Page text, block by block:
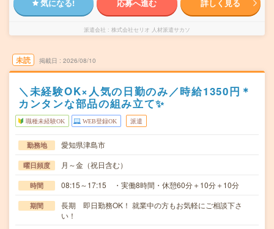
気になる! 応募へ進む 詳しく見る
派遣会社 株式会社セリオ 人材派遣サカソ
未読 掲載日 2026/08/10
＼未経験OK×人気の日勤のみ／時給1350円＊
カンタンな部品の組み立て✨
職種未経験OK WEB登録OK 派遣
勤務地 愛知県津島市
曜日頻度 月～金（祝日含む）
時間 08:15～17:15 ・実働8時間・休憩60分＋10分＋10分
期間
長期 即日勤務OK！ 就業中の方もお気軽にご相談下さ
い！